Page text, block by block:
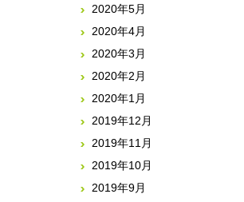
2020年5月
2020年4月
2020年3月
2020年2月
2020年1月
2019年12月
2019年11月
2019年10月
2019年9月